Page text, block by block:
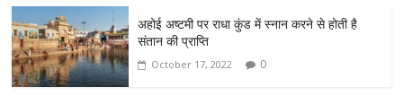
अहोई अष्टमी पर राधा कुंड में स्नान करने से होती है
संतान की प्राप्ति
October 17, 2022 0